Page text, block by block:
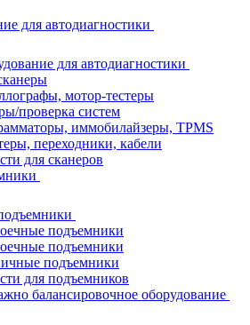
для автодиагностики
для автодиагностики
мотор-тестеры
проверка систем
иммобилайзеры, TPMS
переходники, кабели
для сканеров
подъемники
подъемники
подъемники
для подъемников
балансировочное оборудование